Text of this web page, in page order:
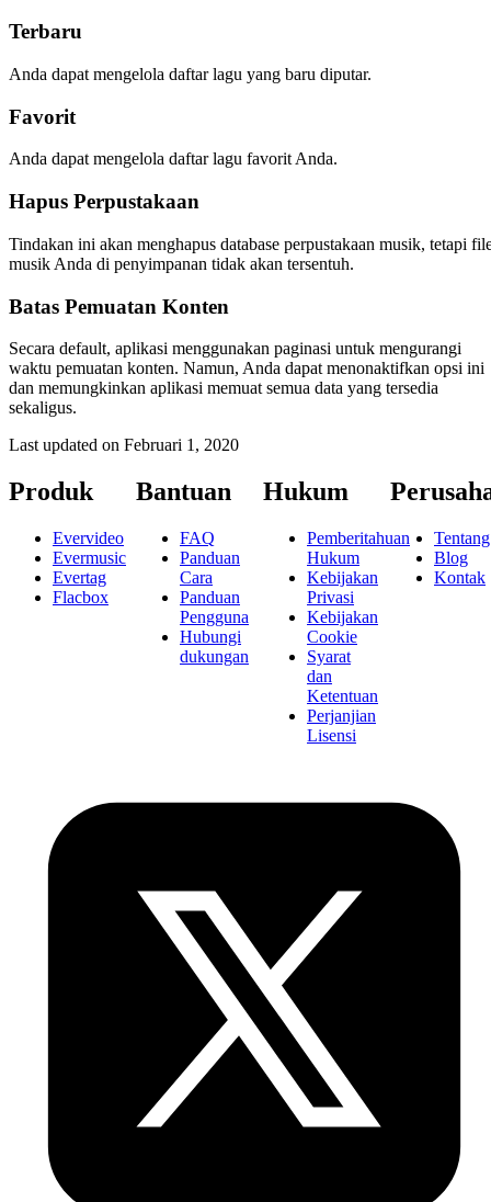
Terbaru
Anda dapat mengelola daftar lagu yang baru diputar.
Favorit
Anda dapat mengelola daftar lagu favorit Anda.
Hapus Perpustakaan
Tindakan ini akan menghapus database perpustakaan musik, tetapi
musik Anda di penyimpanan tidak akan tersentuh.
Batas Pemuatan Konten
Secara default, aplikasi menggunakan paginasi untuk mengurangi
waktu pemuatan konten. Namun, Anda dapat menonaktifkan opsi ini
dan memungkinkan aplikasi memuat semua data yang tersedia
sekaligus.
Last updated on Februari 1, 2020
Produk
Evervideo
Evermusic
Evertag
Flacbox
Bantuan
FAQ
Panduan
Cara
Panduan
Pengguna
Hubungi
dukungan
Hukum
Pemberitahuan
Hukum
Kebijakan
Privasi
Kebijakan
Cookie
Syarat
dan
Ketentuan
Perjanjian
Lisensi
Tentang
Blog
Kontak